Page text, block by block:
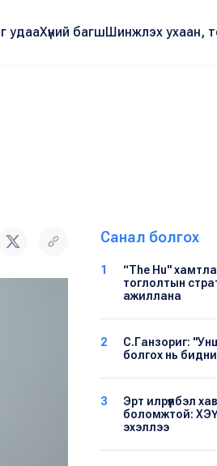
удааХүний багшШинжлэх ухаан,
Санал болгох
1
“The Hu"
тоглолтын
ажиллана
2
С.Ганзориг:
болгох нь
3
Эрт илрүүлбэл
боломжтой:
эхэллээ